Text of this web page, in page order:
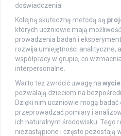
doświadczenia.
Kolejną skuteczną metodą są
których uczniowie mają
prowadzenia badań i
rozwija umiejętności analityczne,
współpracy w grupie, co
interpersonalne.
Warto też zwrócić uwagę na
pozwalają dzieciom na
Dzięki nim uczniowie mogą badać
przeprowadzać pomiary i
ich naturalnym środowisku. Tego
niezastąpione i często pozostają